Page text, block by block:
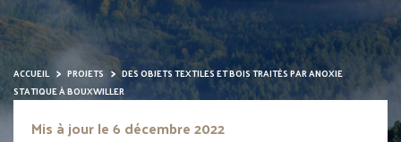
ACCUEIL PROJETS
DES OBJETS TEXTILES ET BOIS TRAITÉS PAR ANOXIE
STATIQUE À BOUXWILLER
Mis à jour le 6 décembre 2022